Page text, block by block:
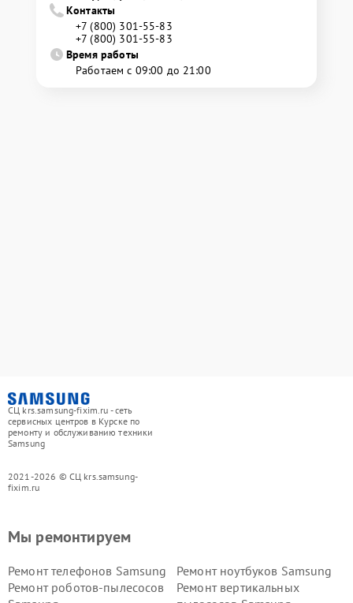
Контакты
+7 (800) 301-55-83
+7 (800) 301-55-83
Время работы
Работаем с 09:00 до 21:00
СЦ krs.samsung-fixim.ru - сеть
сервисных центров в Курске по
ремонту и обслуживанию техники
Samsung
2021-2026 © СЦ krs.samsung-
fixim.ru
Мы ремонтируем
Ремонт телефонов Samsung
Ремонт ноутбуков Samsung
Ремонт роботов-пылесосов
Ремонт вертикальных